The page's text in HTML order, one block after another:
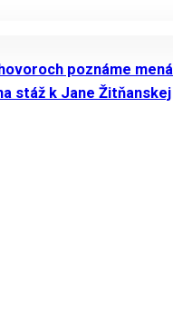
poznáme mená
stáž k Jane Žitňanskej